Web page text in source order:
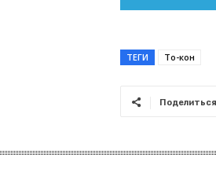
ТЕГИ Тоғ-кон
Поделиться